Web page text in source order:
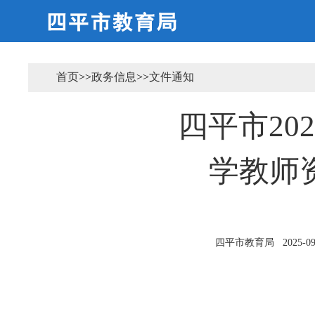
首页>>政务信息>>文件通知
四平市
学教师
四平市教育局 2025-